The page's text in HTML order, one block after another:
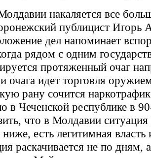
накаляется все
публицист Игорь
дел напоминает
рядом с одним
протяженный очаг
очага идет торговля
рану сочится
в Чеченской республике в
что в Молдавии ситуация
есть легитимная власть
раскачивается не по дням,